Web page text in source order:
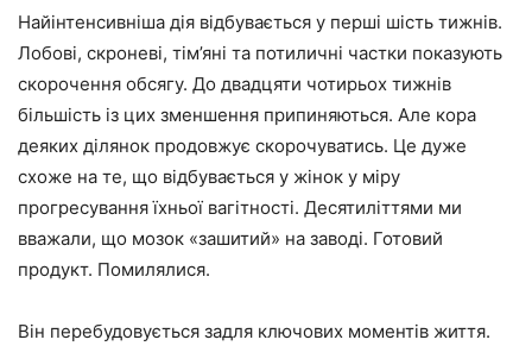
Найінтенсивніша дія відбувається у перші шість тижнів.
Лобові, скроневі, тім’яні та потиличні частки показують
скорочення обсягу. До двадцяти чотирьох тижнів
більшість із цих зменшення припиняються. Але кора
деяких ділянок продовжує скорочуватись. Це дуже
схоже на те, що відбувається у жінок у міру
прогресування їхньої вагітності. Десятиліттями ми
вважали, що мозок «зашитий» на заводі. Готовий
продукт. Помилялися.
Він перебудовується задля ключових моментів життя.